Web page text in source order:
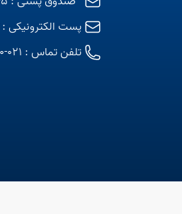
پست الکترونیکی :
تلفن تماس : 021-66941250